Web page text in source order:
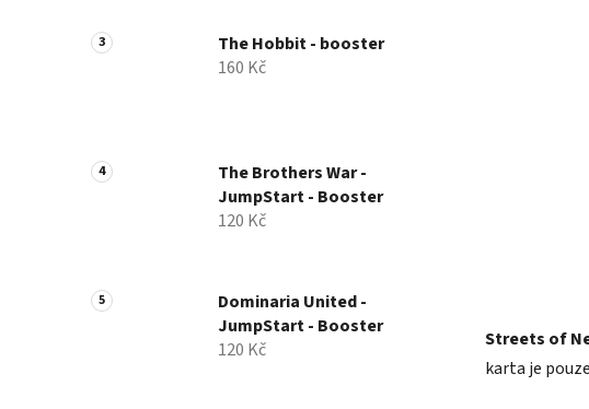
n
e
The Hobbit - booster
160 Kč
The Brothers War -
JumpStart - Booster
120 Kč
Dominaria United -
JumpStart - Booster
120 Kč
Streets of
karta je